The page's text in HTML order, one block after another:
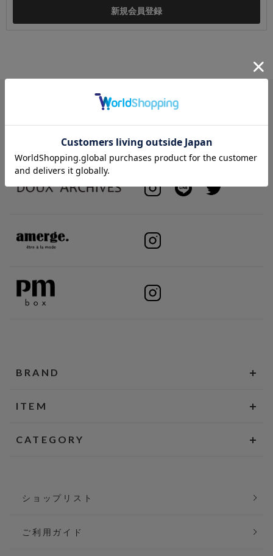
BRAND
ITEM
CATEGORY
ショップリスト
ご利用ガイド